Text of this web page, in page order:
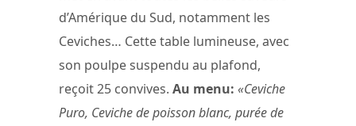
d’Amérique du Sud, notamment les
Ceviches… Cette table lumineuse, avec
son poulpe suspendu au plafond,
reçoit 25 convives. Au menu: «Ceviche
Puro, Ceviche de poisson blanc, purée de